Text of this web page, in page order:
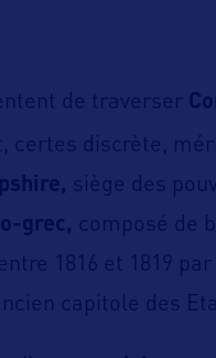
de traverser
certes discrète,
siège des
grec, composé de
1816 et 1819
capitole des